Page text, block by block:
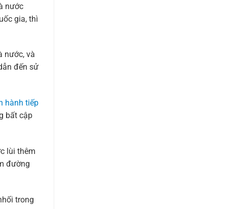
nước
gia, thì
nước, và
đến sử
hành tiếp
bất cập
lùi thêm
đường
trong